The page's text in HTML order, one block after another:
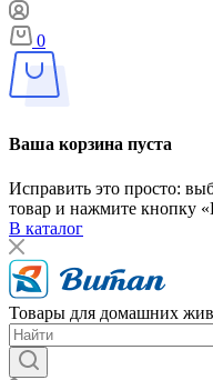
0
Ваша корзина пуста
Исправить это просто:
товар и нажмите кнопку
В каталог
Товары для домашних